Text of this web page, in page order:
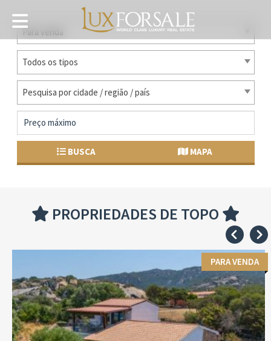
Para venda
Todos os tipos
Pesquisa por cidade / região / país
BUSCA MAPA
PROPRIEDADES DE TOPO
PARA VENDA